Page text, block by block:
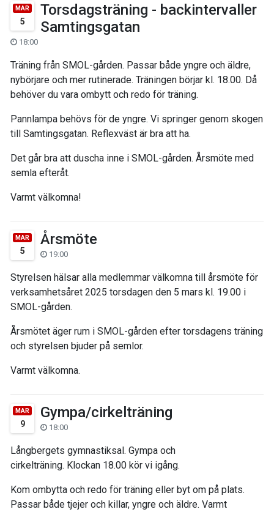
MAR
5
Torsdagsträning - backintervaller
Samtingsgatan
18:00
Träning från SMOL-gården. Passar både yngre och äldre,
nybörjare och mer rutinerade. Träningen börjar kl. 18.00. Då
behöver du vara ombytt och redo för träning.
Pannlampa behövs för de yngre. Vi springer genom skogen
till Samtingsgatan. Reflexväst är bra att ha.
Det går bra att duscha inne i SMOL-gården. Årsmöte med
semla efteråt.
Varmt välkomna!
MAR
5
Årsmöte
19:00
Styrelsen hälsar alla medlemmar välkomna till årsmöte för
verksamhetsåret 2025 torsdagen den 5 mars kl. 19.00 i
SMOL-gården.
Årsmötet äger rum i SMOL-gården efter torsdagens träning
och styrelsen bjuder på semlor.
Varmt välkomna.
MAR
9
Gympa/cirkelträning
18:00
Långbergets gymnastiksal. Gympa och
cirkelträning. Klockan 18.00 kör vi igång.
Kom ombytta och redo för träning eller byt om på plats.
Passar både tjejer och killar, yngre och äldre. Varmt